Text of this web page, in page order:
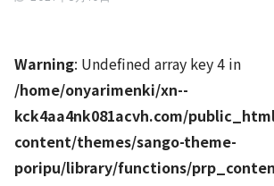
Warning: Undefined array key 4 in
/home/onyarimenki/xn--
kck4aa4nk081acvh.com/
content/themes/sango-theme-
poripu/library/functions/